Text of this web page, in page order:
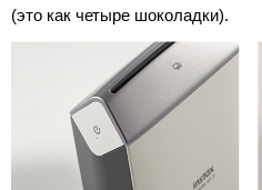
(это как четыре шоколадки).